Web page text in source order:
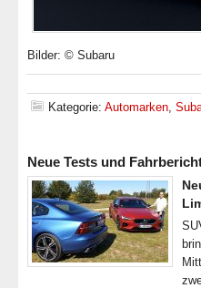
Bilder: © Subaru
Kategorie: Automarken,
Neue Tests und